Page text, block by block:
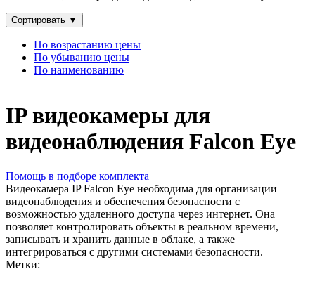
Сортировать ▼
По возрастанию цены
По убыванию цены
По наименованию
IP видеокамеры для
видеонаблюдения Falcon Eye
Помощь в подборе комплекта
Видеокамера IP Falcon Eye необходима для организации
видеонаблюдения и обеспечения безопасности с
возможностью удаленного доступа через интернет. Она
позволяет контролировать объекты в реальном времени,
записывать и хранить данные в облаке, а также
интегрироваться с другими системами безопасности.
Метки: